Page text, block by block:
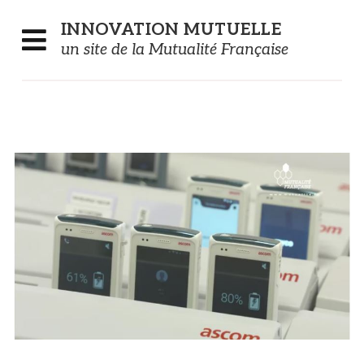
INNOVATION MUTUELLE
un site de la Mutualité Française